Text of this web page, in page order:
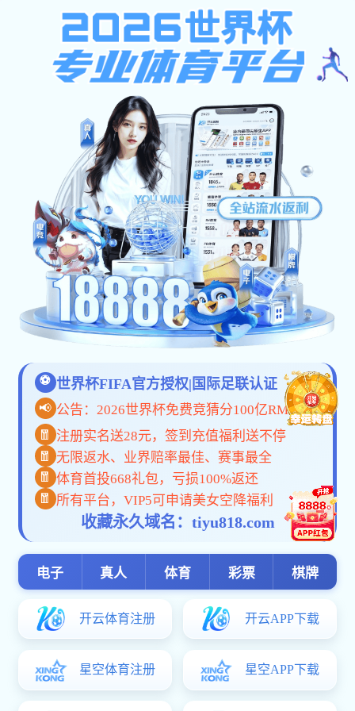
阳性瓶制备委托项
目
时间:2025.08.08 浏览量: 0
分
享:
相关新闻